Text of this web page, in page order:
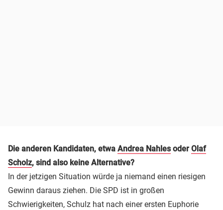
Die anderen Kandidaten, etwa Andrea Nahlesoder Olaf
Scholz, sind also keine Alternative?
In der jetzigen Situation würde ja niemand einen riesigen
Gewinn daraus ziehen. Die SPD ist in großen
Schwierigkeiten, Schulz hat nach einer ersten Euphorie